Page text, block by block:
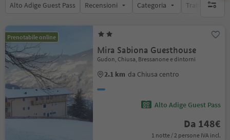
Alto Adige Guest Pass Recensioni Categoria Trattamento
1 filtro
Prenotabile online
Mira Sabiona Guesthouse
Gudon, Chiusa, Bressanone e dintorni
2.1 km da Chiusa centro
Alto Adige Guest Pass
Da 148€
1 notte / 2 persone IVA incl.